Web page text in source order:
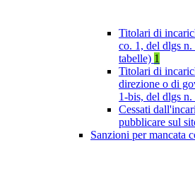
Titolari di
co. 1, del dlgs
tabelle) 1
Titolari di
direzione o di
1-bis, del dlgs
Cessati
pubblicare sul
Sanzioni per mancata